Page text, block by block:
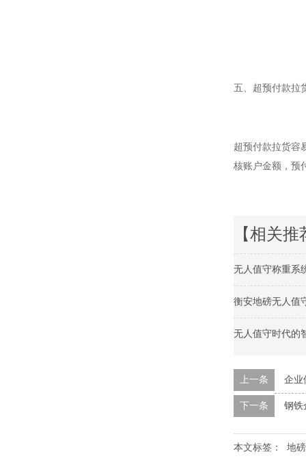
五、超预付款拉
超预付款拉货容
核账户金额，预
【相关推
无人值守称重系
衡安地磅无人值
无人值守时代的
上一条 企业
下一条 钢铁
本文标签： 地磅